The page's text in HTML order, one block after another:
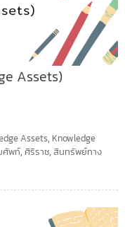
Assets)
Assets, Knowledge
ศัพท์, ศิริราช, สินทรัพย์ทาง